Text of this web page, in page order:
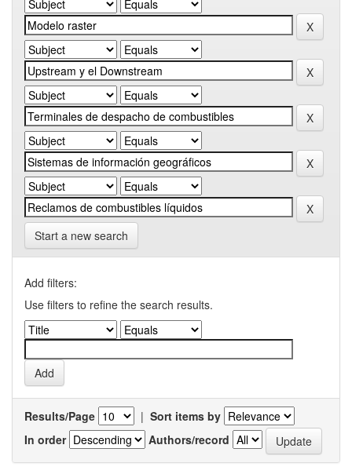
Start a new search
Add filters:
Use filters to refine the search results.
Results/Page | Sort items by
In order
Authors/record